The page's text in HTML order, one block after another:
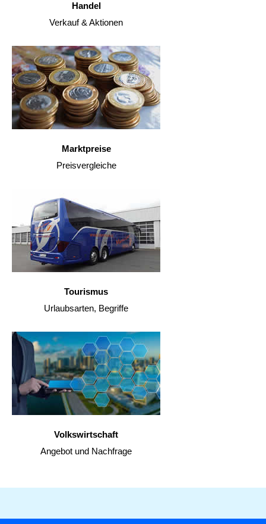
Handel
Verkauf & Aktionen
Marktpreise
Preisvergleiche
Tourismus
Urlaubsarten, Begriffe
Volkswirtschaft
Angebot und Nachfrage